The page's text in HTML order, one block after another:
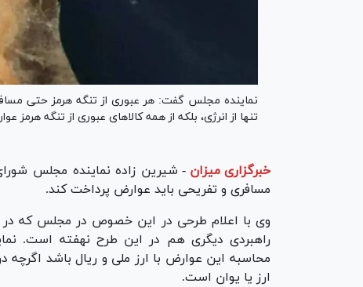
نماینده مجلس گفت: هر عبوری از تنگه هرمز حتی
تنها از انرژی، بلکه از همه کالا‌های عبوری از تنگه
خبرگزاری میزان - شیرین زاده نماینده مجلس
مسافری و تفریحی باید عوارض پرداخت کند.
وی با اعلام طرحی در این خصوص در مجلس که
راهبردی دیگری هم در این طرح نهفته است.
محاسبه این عوارض با ارز ملی و ریال باشد اگرچه
ارز یا یوان است.